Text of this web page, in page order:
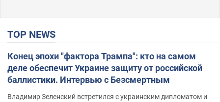
TOP NEWS
Конец эпохи "фактора Трампа": кто на самом
деле обеспечит Украине защиту от российской
баллистики. Интервью с Безсмертным
Владимир Зеленский встретился с украинским дипломатом и